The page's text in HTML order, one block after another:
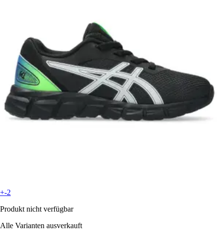
+-2
Produkt nicht verfügbar
Alle Varianten ausverkauft